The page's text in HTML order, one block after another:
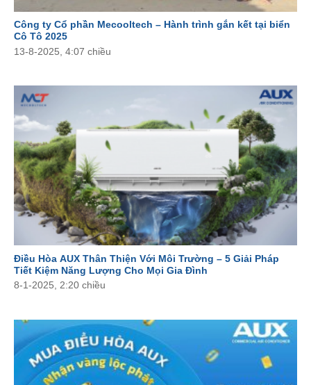
Công ty Cổ phần Mecooltech – Hành trình gắn kết tại biển
Cô Tô 2025
13-8-2025, 4:07 chiều
Điều Hòa AUX Thân Thiện Với Môi Trường – 5 Giải Pháp
Tiết Kiệm Năng Lượng Cho Mọi Gia Đình
8-1-2025, 2:20 chiều